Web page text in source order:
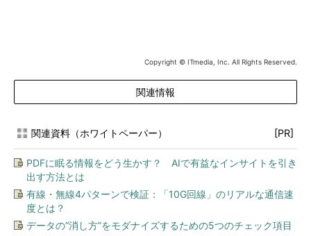
Copyright © ITmedia, Inc. All Rights Reserved.
関連情報
関連資料（ホワイトペーパー） [PR]
PDFに眠る情報をどう生かす？ AIで有益なインサイトを引き
出す方法とは
有線・無線4パターンで検証：「10G回線」のリアルな通信速
度とは？
データの“消し方”をモダナイズするための5つのチェック項目